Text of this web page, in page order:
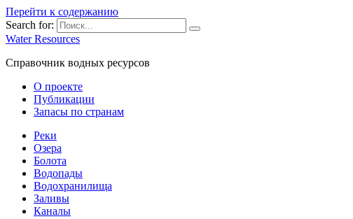
Перейти к содержанию
Search for:
Water Resources
Справочник водных ресурсов
О проекте
Публикации
Запасы по странам
Реки
Озера
Болота
Водопады
Водохранилища
Заливы
Каналы